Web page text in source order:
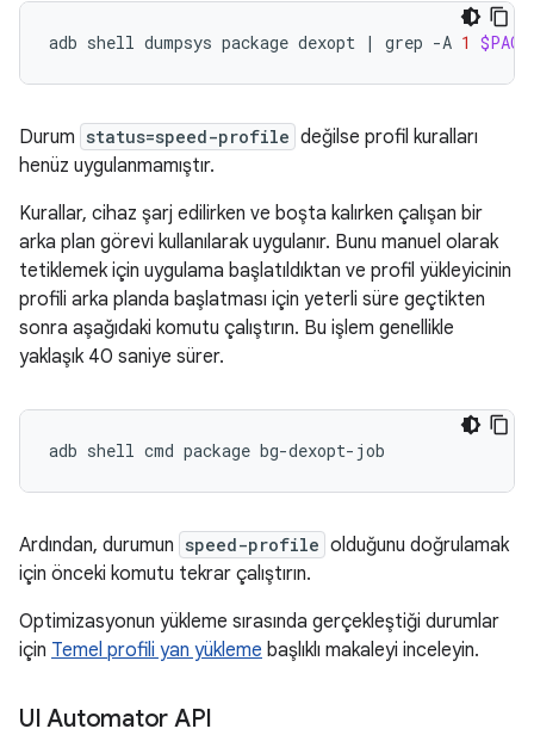
adb shell dumpsys package dexopt | grep -A 1
Durum status=speed-profile değilse profil kuralları
henüz uygulanmamıştır.
Kurallar, cihaz şarj edilirken ve boşta kalırken çalışan bir
arka plan görevi kullanılarak uygulanır. Bunu manuel olarak
tetiklemek için uygulama başlatıldıktan ve profil yükleyicinin
profili arka planda başlatması için yeterli süre geçtikten
sonra aşağıdaki komutu çalıştırın. Bu işlem genellikle
yaklaşık 40 saniye sürer.
adb shell cmd package
Ardından, durumun speed-profile olduğunu doğrulamak
için önceki komutu tekrar çalıştırın.
Optimizasyonun yükleme sırasında gerçekleştiği durumlar
için Temel profili yan yükleme başlıklı makaleyi inceleyin.
UI Automator API